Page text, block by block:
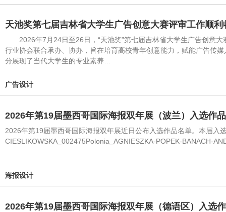
天池奖第七届吉林省大学生广告创意大赛评审工作顺
2026年7月24日至26日，“天池奖”第七届吉林省大学生广告创意
行业协会联合承办、协办，旨在培育高校青年创意能力，赋能广告传
分展现了当代大学生的专业素养…
广告设计
2026年第19届墨西哥国际海报双年展（波兰）入选作
2026年第19届墨西哥国际海报双年展近日公布入选作品名单。本届
CIESLIKOWSKA_002475Polonia_AGNIESZKA-POPEK-BANACH-
海报设计
2026年第19届墨西哥国际海报双年展（德语区）入选